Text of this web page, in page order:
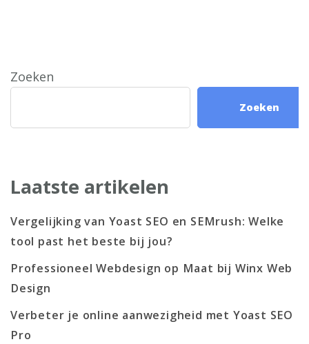
Zoeken
Zoeken
Laatste artikelen
Vergelijking van Yoast SEO en SEMrush: Welke
tool past het beste bij jou?
Professioneel Webdesign op Maat bij Winx Web
Design
Verbeter je online aanwezigheid met Yoast SEO
Pro